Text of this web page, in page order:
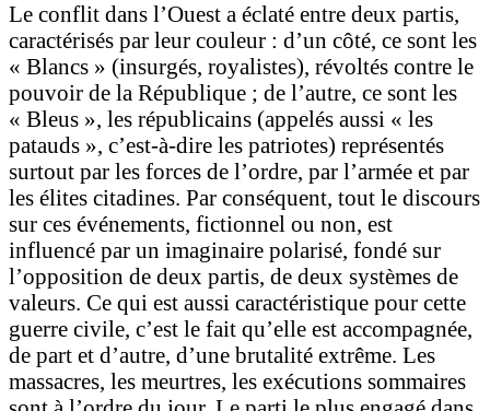
Le conflit dans l’Ouest a éclaté entre deux partis,
caractérisés par leur couleur : d’un côté, ce sont les
« Blancs » (insurgés, royalistes), révoltés contre le
pouvoir de la République ; de l’autre, ce sont les
« Bleus », les républicains (appelés aussi « les
patauds », c’est-à-dire les patriotes) représentés
surtout par les forces de l’ordre, par l’armée et par
les élites citadines. Par conséquent, tout le discours
sur ces événements, fictionnel ou non, est
influencé par un imaginaire polarisé, fondé sur
l’opposition de deux partis, de deux systèmes de
valeurs. Ce qui est aussi caractéristique pour cette
guerre civile, c’est le fait qu’elle est accompagnée,
de part et d’autre, d’une brutalité extrême. Les
massacres, les meurtres, les exécutions sommaires